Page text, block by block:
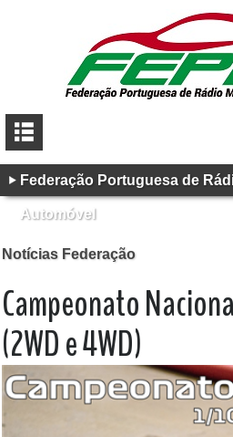
Federação Portuguesa de
Automóvel
Notícias Federação
Campeonato
(2WD e 4WD)